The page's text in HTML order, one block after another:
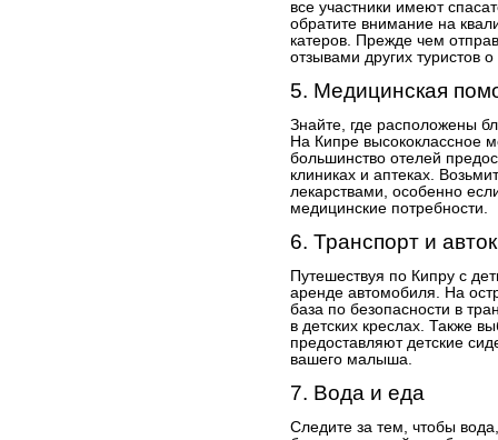
все участники имеют
обратите внимание на
катеров. Прежде чем
отзывами других туристов
5. Медицинская
Знайте, где расположены
На Кипре высококлассное
большинство отелей
клиниках и аптеках.
лекарствами, особенно
медицинские потребности.
6. Транспорт и
Путешествуя по Кипру с
аренде автомобиля. На
база по безопасности в
в детских креслах. Также
предоставляют детские
вашего малыша.
7. Вода и еда
Следите за тем, чтобы